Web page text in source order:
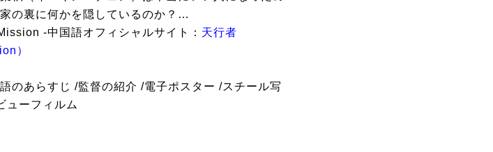
の裏に何かを隠しているのか？…
-中国語オフィシャルサイト： 天行者
）
語のあらすじ /監督の紹介 /電子ポスター /スチール写
ューフィルム